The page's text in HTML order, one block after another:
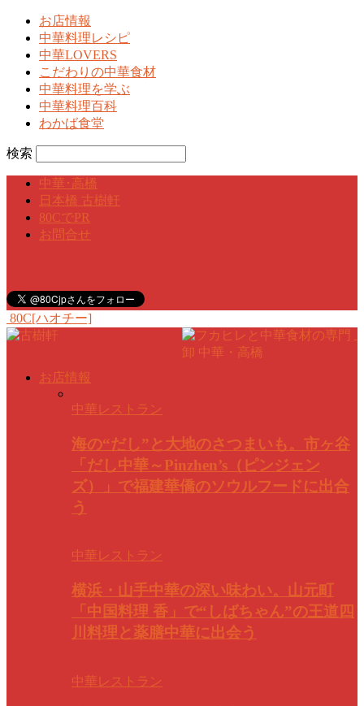
お店情報
中華料理レシピ
中華LOVERS
こだわりの中華食材
中華料理を学ぶ
中華料理百科
わかば食堂
検索
中華･高橋
日本橋 古樹軒
80CでPR
お問合せ
80C[ハオチー]
お店情報
中華レストラン
海の“だし”と大地のさつまいも。市ヶ谷
「だし中華～Pinzhen’s（ピンジェン
ズ）」で福建華僑のソウルフードに出合
う
中華レストラン
横浜・山手中華の深い味わい。山元町
「中国料理 香」で“しばちゃん”の王道四
川料理と薬膳中華に出会う
中華レストラン